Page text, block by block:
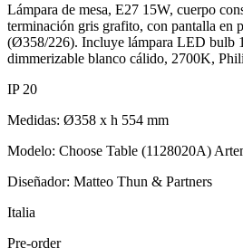
Lámpara de mesa, E27 15W, cuerpo
terminación gris grafito, con pantalla en
(Ø358/226). Incluye lámpara LED bulb
dimmerizable blanco cálido, 2700K,
IP 20
Medidas: Ø358 x h 554 mm
Modelo: Choose Table (1128020A)
Diseñador: Matteo Thun & Partners
Italia
Pre-order